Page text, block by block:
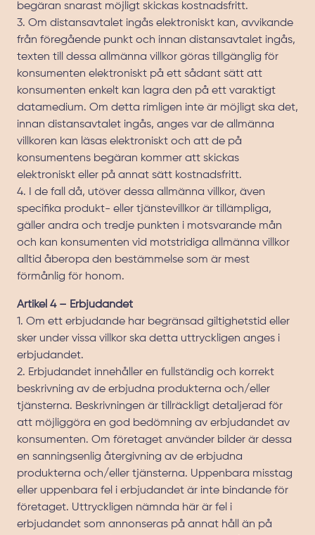
begäran snarast möjligt skickas kostnadsfritt.
3. Om distansavtalet ingås elektroniskt kan, avvikande
från föregående punkt och innan distansavtalet ingås,
texten till dessa allmänna villkor göras tillgänglig för
konsumenten elektroniskt på ett sådant sätt att
konsumenten enkelt kan lagra den på ett varaktigt
datamedium. Om detta rimligen inte är möjligt ska det,
innan distansavtalet ingås, anges var de allmänna
villkoren kan läsas elektroniskt och att de på
konsumentens begäran kommer att skickas
elektroniskt eller på annat sätt kostnadsfritt.
4. I de fall då, utöver dessa allmänna villkor, även
specifika produkt- eller tjänstevillkor är tillämpliga,
gäller andra och tredje punkten i motsvarande mån
och kan konsumenten vid motstridiga allmänna villkor
alltid åberopa den bestämmelse som är mest
förmånlig för honom.
Artikel 4 – Erbjudandet
1. Om ett erbjudande har begränsad giltighetstid eller
sker under vissa villkor ska detta uttryckligen anges i
erbjudandet.
2. Erbjudandet innehåller en fullständig och korrekt
beskrivning av de erbjudna produkterna och/eller
tjänsterna. Beskrivningen är tillräckligt detaljerad för
att möjliggöra en god bedömning av erbjudandet av
konsumenten. Om företaget använder bilder är dessa
en sanningsenlig återgivning av de erbjudna
produkterna och/eller tjänsterna. Uppenbara misstag
eller uppenbara fel i erbjudandet är inte bindande för
företaget. Uttryckligen nämnda här är fel i
erbjudandet som annonseras på annat håll än på